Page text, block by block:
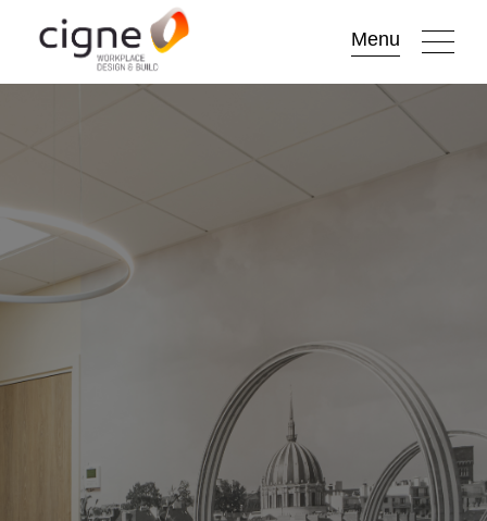
Go to
main
Menu